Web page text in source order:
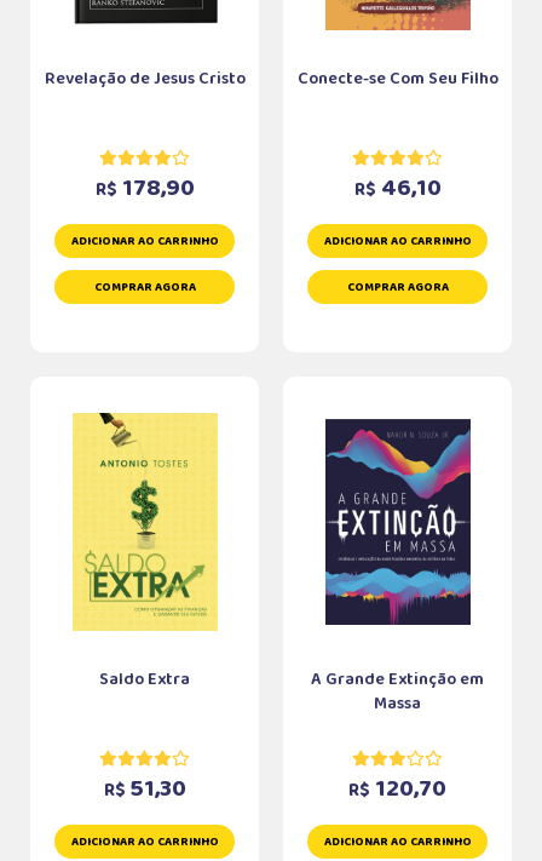
Revelação de Jesus Cristo
R$ 178,90
ADICIONAR AO CARRINHO
COMPRAR AGORA
Conecte-se Com Seu Filho
R$ 46,10
ADICIONAR AO CARRINHO
COMPRAR AGORA
Saldo Extra
R$ 51,30
ADICIONAR AO CARRINHO
A Grande Extinção em
Massa
R$ 120,70
ADICIONAR AO CARRINHO